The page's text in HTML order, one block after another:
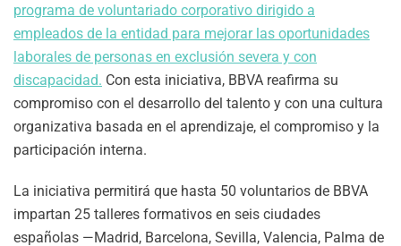
programa de voluntariado corporativo dirigido a
empleados de la entidad para mejorar las oportunidades
laborales de personas en exclusión severa y con
discapacidad. Con esta iniciativa, BBVA reafirma su
compromiso con el desarrollo del talento y con una cultura
organizativa basada en el aprendizaje, el compromiso y la
participación interna.
La iniciativa permitirá que hasta 50 voluntarios de BBVA
impartan 25 talleres formativos en seis ciudades
españolas —Madrid, Barcelona, Sevilla, Valencia, Palma de